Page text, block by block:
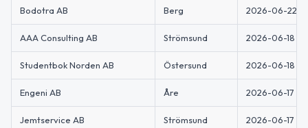
Bodotra AB Berg 2026-06-22
AAA Consulting AB Strömsund 2026-06-18
Studentbok Norden AB Östersund 2026-06-18
Engeni AB Åre 2026-06-17
Jemtservice AB Strömsund 2026-06-17